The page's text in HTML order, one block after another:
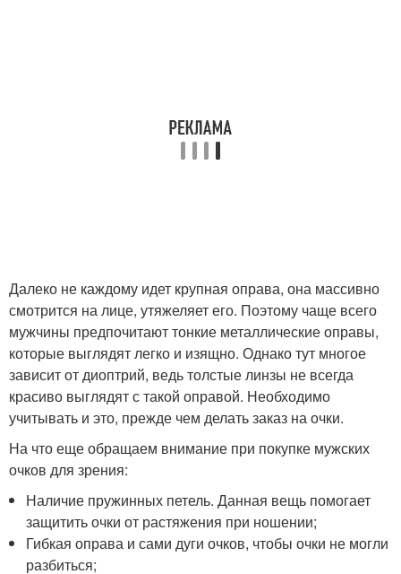
Далеко не каждому идет крупная оправа, она массивно
смотрится на лице, утяжеляет его. Поэтому чаще всего
мужчины предпочитают тонкие металлические оправы,
которые выглядят легко и изящно. Однако тут многое
зависит от диоптрий, ведь толстые линзы не всегда
красиво выглядят с такой оправой. Необходимо
учитывать и это, прежде чем делать заказ на очки.
На что еще обращаем внимание при покупке мужских
очков для зрения:
Наличие пружинных петель. Данная вещь помогает
защитить очки от растяжения при ношении;
Гибкая оправа и сами дуги очков, чтобы очки не могли
разбиться;